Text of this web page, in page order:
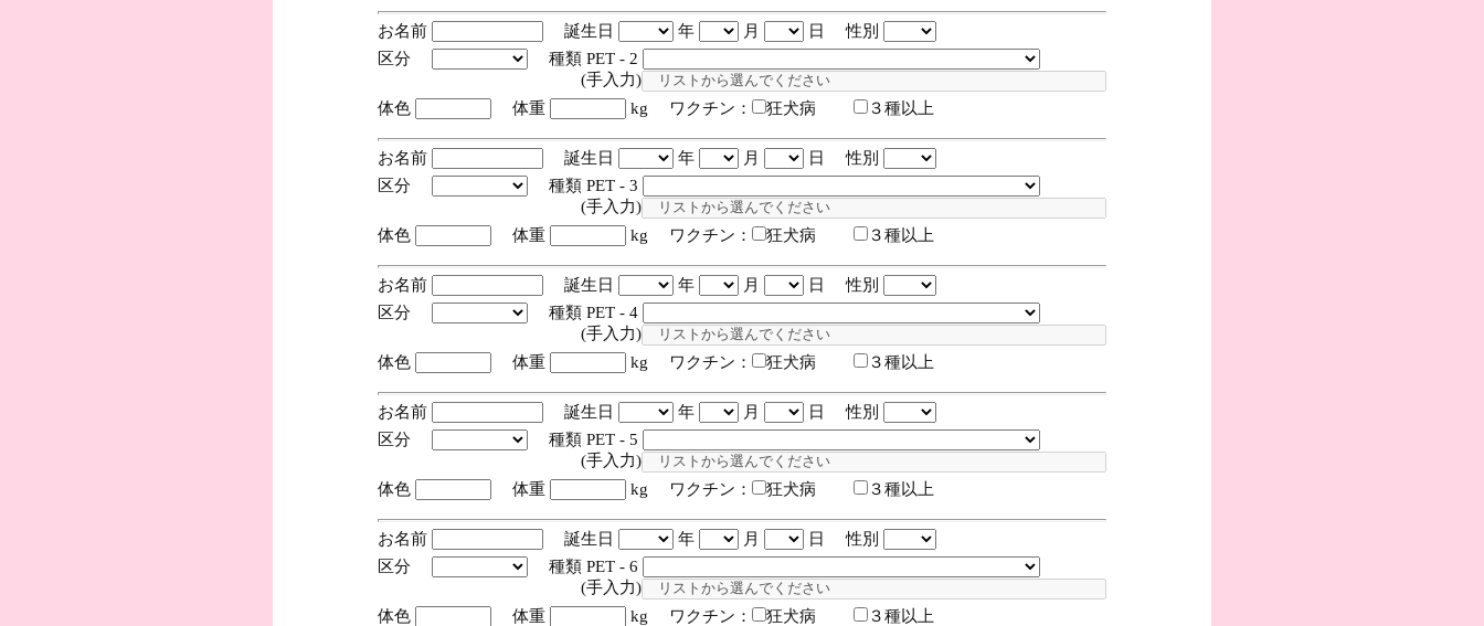
お名前 誕生日 年 月
日 性別
区分
種類 PET - 2
(手入力)
体色
体重 kg ワクチン： 狂犬病 ３種以上
お名前 誕生日 年 月
日 性別
区分
種類 PET - 3
(手入力)
体色
体重 kg ワクチン： 狂犬病 ３種以上
お名前 誕生日 年 月
日 性別
区分
種類 PET - 4
(手入力)
体色
体重 kg ワクチン： 狂犬病 ３種以上
お名前 誕生日 年 月
日 性別
区分
種類 PET - 5
(手入力)
体色
体重 kg ワクチン： 狂犬病 ３種以上
お名前 誕生日 年 月
日 性別
区分
種類 PET - 6
(手入力)
体色
体重 kg ワクチン： 狂犬病 ３種以上